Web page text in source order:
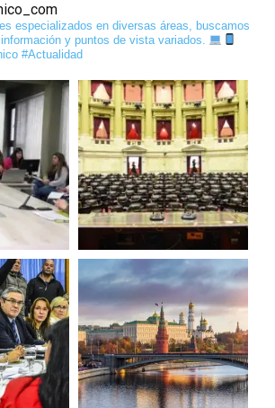
especializados en diversas áreas, buscamos
y puntos de vista variados.
#Actualidad